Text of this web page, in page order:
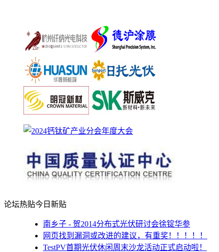
论坛热贴今日新贴
南乡子 - 贺2014分布式光伏研讨会徐锭华参
网页找到漏洞或改进的建议，有重奖！！！！！
TestPV首期光伏休闲周末沙龙活动正式启动啦！